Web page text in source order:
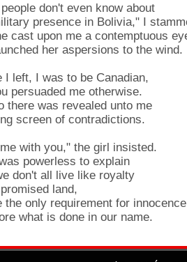
don't even know about
presence in Bolivia," I
cast upon me a contemptuous
her aspersions to the wind.
I left, I was to be Canadian,
persuaded me otherwise.
there was revealed unto me
screen of contradictions.
with you," the girl insisted.
powerless to explain
don't all live like royalty
land,
the only requirement for
what is done in our name.